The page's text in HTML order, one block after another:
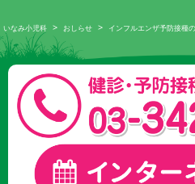
いなみ小児科 > おしらせ > インフルエンザ予防接種